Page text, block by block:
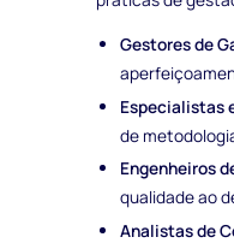
Gestores de
Especialistas
de
Engenheiros
qualidade ao
Analistas de